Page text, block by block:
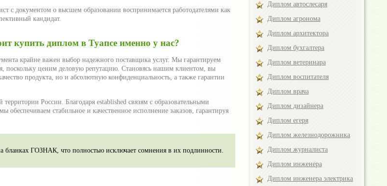
с документом о высшем образовании воспринимается работодателями как
кандидат.
купить диплом в Туапсе именно у нас?
крайне важен выбор надежного поставщика услуг. Мы гарантируем
поскольку ценим деловую репутацию. Становясь нашим клиентом, вы
продукта, но и абсолютную конфиденциальность, а также гарантии
России. Благодаря established связям с образовательными
обеспечиваем стабильное и качественное исполнение заказов, гарантируя
бланках ГОЗНАК, что полностью исключает сомнения в их подлинности.
Диплом автослесаря
Диплом агронома
Диплом архитектора
Диплом бухгалтера
Диплом ветеринара
Диплом воспитателя
Диплом врача
Диплом дизайнера
Диплом егеря
Диплом железнодорожника
Диплом журналиста
Диплом инженера
Диплом инженера электрика